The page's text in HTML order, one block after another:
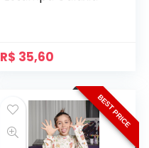
R$ 35,60
BEST PRICE